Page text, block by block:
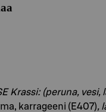
Krassi: (peruna,
karrageeni (E407),